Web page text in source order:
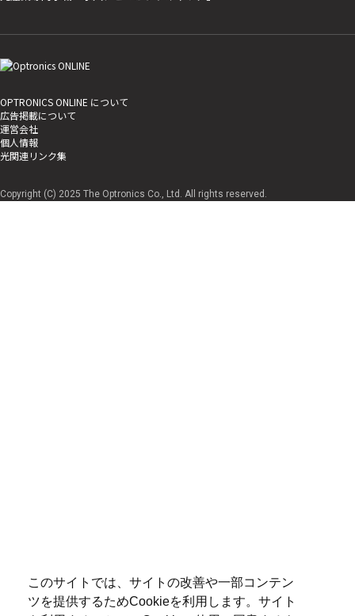
このサイトでは、サイトの改善や一部コンテン
ツを提供するためCookieを利用します。サイト
OPTRONICS ONLINE について
広告掲載について
運営会社
個人情報
光関連リンク集
Copyright (C) 2025 The Optronics Co., Ltd. All rights reserved.